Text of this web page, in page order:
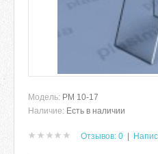
Модель: РМ 10-17
Наличие: Есть в наличии
Отзывов: 0